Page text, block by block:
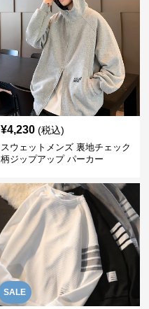
¥4,230 (税込)
スウェットメンズ 裏地チェック
柄ジップアップ パーカー
SALE